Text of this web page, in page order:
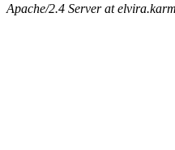
Apache/2.4 Server at